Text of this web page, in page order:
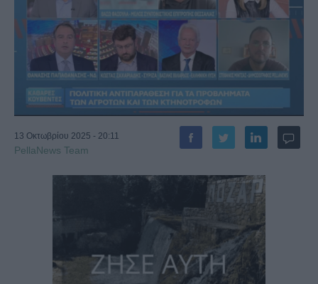
13 Οκτωβρίου 2025 - 20:11
PellaNews Team